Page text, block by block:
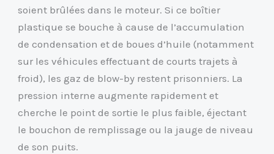
soient brûlées dans le moteur. Si ce boîtier
plastique se bouche à cause de l’accumulation
de condensation et de boues d’huile (notamment
sur les véhicules effectuant de courts trajets à
froid), les gaz de blow-by restent prisonniers. La
pression interne augmente rapidement et
cherche le point de sortie le plus faible, éjectant
le bouchon de remplissage ou la jauge de niveau
de son puits.